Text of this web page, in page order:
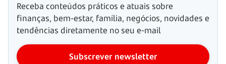
Receba conteúdos práticos e atuais sobre
finanças, bem-estar, família, negócios, novidades e
tendências diretamente no seu e-mail
Subscrever newsletter